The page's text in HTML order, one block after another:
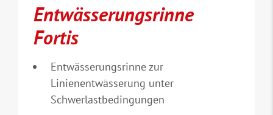
Entwässerungsrinne
Fortis
Entwässerungsrinne zur
Linienentwässerung unter
Schwerlastbedingungen